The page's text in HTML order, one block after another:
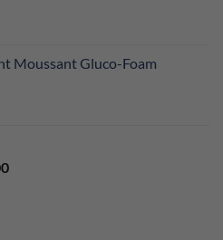
Moussant Gluco-Foam
Price